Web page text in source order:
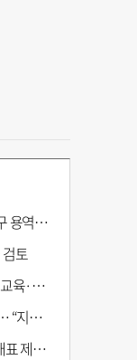
‘복붙’
토
개정안 발의
검찰
해야”